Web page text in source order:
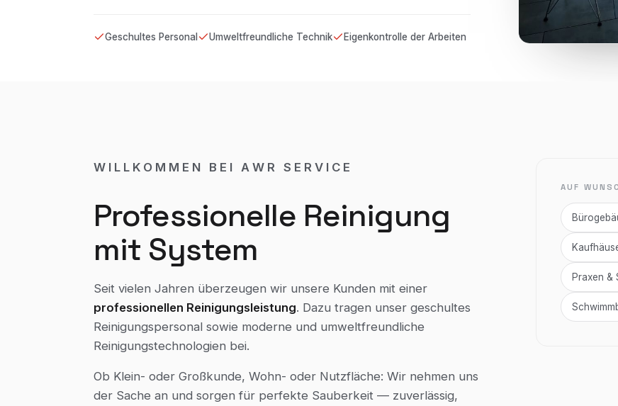
Geschultes Personal Umweltfreundliche Technik Eigenkontrolle der Arbeiten
WILLKOMMEN BEI AWR SERVICE
Professionelle Reinigung
mit System
Seit vielen Jahren überzeugen wir unsere Kunden mit einer
professionellen Reinigungsleistung. Dazu tragen unser geschultes
Reinigungspersonal sowie moderne und umweltfreundliche
Reinigungstechnologien bei.
Ob Klein- oder Großkunde, Wohn- oder Nutzfläche: Wir nehmen uns
der Sache an und sorgen für perfekte Sauberkeit — zuverlässig,
AUF
Praxen &